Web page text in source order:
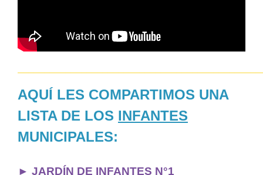
AQUÍ LES COMPARTIMOS UNA
LISTA DE LOS INFANTES
MUNICIPALES:
► JARDÍN DE INFANTES N°1